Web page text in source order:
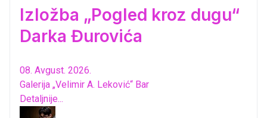
Izložba „Pogled kroz dugu“
Darka Đurovića
08. Avgust. 2026.
Galerija „Velimir A. Leković“ Bar
Detaljnije...